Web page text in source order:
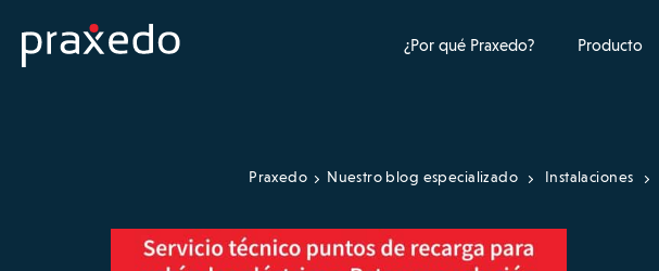
¿Por qué Praxedo? Producto
Praxedo Nuestro blog especializado Instalaciones